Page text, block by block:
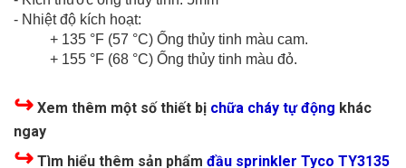
- Nhiệt độ kích hoạt:
+ 135 °F (57 °C) Ống thủy tinh màu cam.
+ 155 °F (68 °C) Ống thủy tinh màu đỏ.
↪ Xem thêm một số thiết bị chữa cháy tự động khác
ngay
↪ Tìm hiểu thêm sản phẩm đầu sprinkler Tyco TY3135